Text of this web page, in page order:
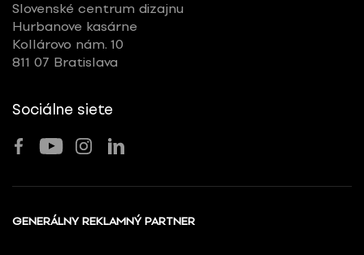
Slovenské centrum dizajnu
Hurbanove kasárne
Kollárovo nám. 10
811 07 Bratislava
Sociálne siete
GENERÁLNY REKLAMNÝ PARTNER